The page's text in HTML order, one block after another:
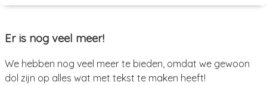
Er is nog veel meer!
We hebben nog veel meer te bieden, omdat we gewoon
dol zijn op alles wat met tekst te maken heeft!